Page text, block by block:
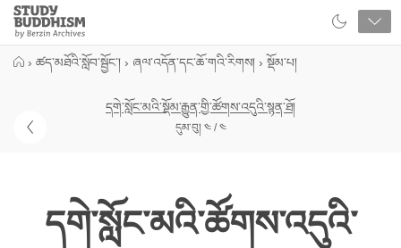
Close
Study
Buddhism
› ཚད་མཐོའི་སློབ་སྦྱོང་། › ཞལ་འདོན་དང་ཆོ་གའི་རིགས། › སྡོམ་པ།
དགེ་སློང་མའི་སྡོམ་རྒྱུན་གྱི་ཚོགས་འདུའི་སྙན་ཐོ།
དུམ་བུ། ༤ / ༤
དགེ་སློང་མའི་ཚོགས་འདུའི་